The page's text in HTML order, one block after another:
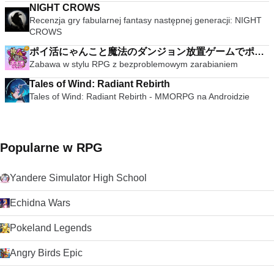
NIGHT CROWS
Recenzja gry fabularnej fantasy następnej generacji: NIGHT
CROWS
ポイ活にゃんこと魔法のダンジョン放置ゲームでポイ
ント稼ぎ
Zabawa w stylu RPG z bezproblemowym zarabianiem
Tales of Wind: Radiant Rebirth
Tales of Wind: Radiant Rebirth - MMORPG na Androidzie
Popularne w RPG
Yandere Simulator High School
Echidna Wars
Pokeland Legends
Angry Birds Epic